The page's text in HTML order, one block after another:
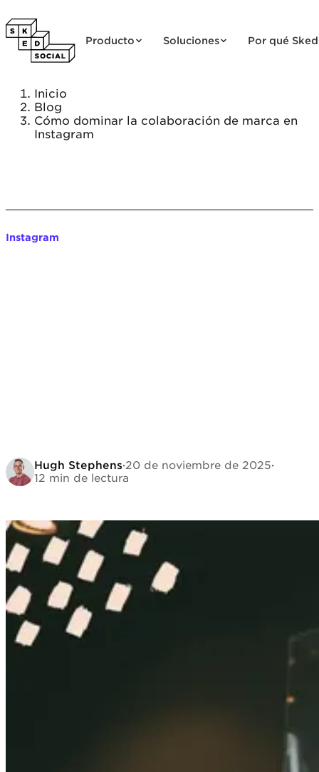
Producto Soluciones Por qué Sked
Inicio
Blog
Cómo dominar la colaboración de marca en
Instagram
Instagram
Hugh Stephens·20 de noviembre de 2025·
12 min de lectura